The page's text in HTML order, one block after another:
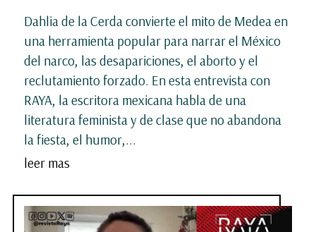
Dahlia de la Cerda convierte el mito de Medea en
una herramienta popular para narrar el México
del narco, las desapariciones, el aborto y el
reclutamiento forzado. En esta entrevista con
RAYA, la escritora mexicana habla de una
literatura feminista y de clase que no abandona
la fiesta, el humor,...
leer mas